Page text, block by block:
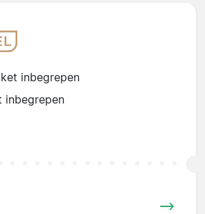
inbegrepen
inbegrepen